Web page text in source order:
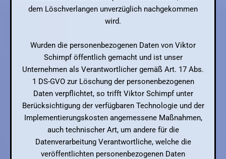
dem Löschverlangen unverzüglich nachgekommen
wird.
Wurden die personenbezogenen Daten von Viktor
Schimpf öffentlich gemacht und ist unser
Unternehmen als Verantwortlicher gemäß Art. 17 Abs.
1 DS-GVO zur Löschung der personenbezogenen
Daten verpflichtet, so trifft Viktor Schimpf unter
Berücksichtigung der verfügbaren Technologie und der
Implementierungskosten angemessene Maßnahmen,
auch technischer Art, um andere für die
Datenverarbeitung Verantwortliche, welche die
veröffentlichten personenbezogenen Daten